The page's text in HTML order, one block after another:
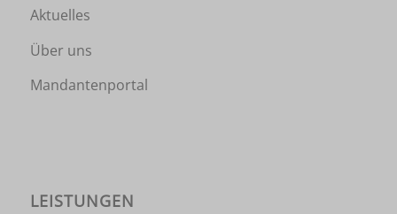
Aktuelles
Über uns
Mandantenportal
LEISTUNGEN